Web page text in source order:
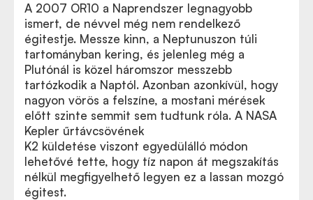
A 2007 OR10 a Naprendszer legnagyobb
ismert, de névvel még nem rendelkező
égitestje. Messze kinn, a Neptunuszon túli
tartományban kering, és jelenleg még a
Plutónál is közel háromszor messzebb
tartózkodik a Naptól. Azonban azonkívül, hogy
nagyon vörös a felszíne, a mostani mérések
előtt szinte semmit sem tudtunk róla. A NASA
Kepler űrtávcsövének
A NASA hivatalos honlapja a Kepler űrtávcső
kiterjesztett küldetéséről (K2)
K2 küldetése viszont egyedülálló módon
lehetővé tette, hogy tíz napon át megszakítás
nélkül megfigyelhető legyen ez a lassan mozgó
égitest.